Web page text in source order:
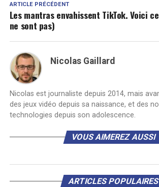
ARTICLE PRÉCÉDENT
Les mantras envahissent TikTok. Voici
ne sont pas)
Nicolas Gaillard
Nicolas est journaliste depuis 2014, mais
des jeux vidéo depuis sa naissance, et des
technologies depuis son adolescence.
VOUS AIMEREZ AUSSI
ARTICLES POPULAIRES